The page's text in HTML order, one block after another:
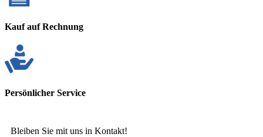
Kauf auf Rechnung
Persönlicher Service
Bleiben Sie mit uns in Kontakt!